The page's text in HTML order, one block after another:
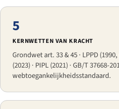
5
KERNWETTEN VAN KRACHT
Grondwet art. 33 & 45 · LPPD
(2023) · PIPL (2021) · GB/T 37668-
webtoegankelijkheidsstandaard.